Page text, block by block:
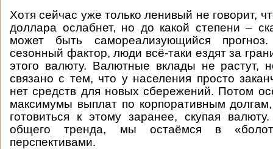
Хотя сейчас уже только ленивый не говорит,
доллара ослабнет, но до какой степени –
может быть самореализующийся
сезонный фактор, люди всё-таки ездят за
этого валюту. Валютные вклады не растут,
связано с тем, что у населения просто
нет средств для новых сбережений. Потом
максимумы выплат по корпоративным
готовиться к этому заранее, скупая
общего тренда, мы остаёмся в
перспективами.